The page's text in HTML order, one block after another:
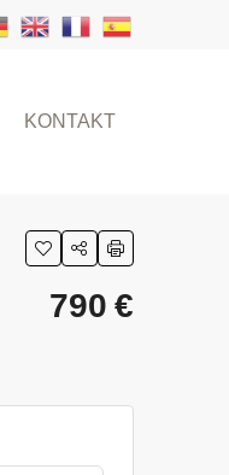
KONTAKT
790 €